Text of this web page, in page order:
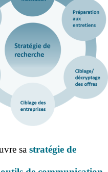
sa stratégie de